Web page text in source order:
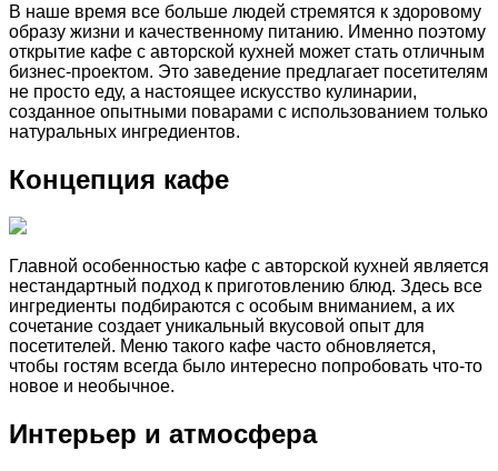
В наше время все больше людей стремятся к здоровому
образу жизни и качественному питанию. Именно поэтому
открытие кафе с авторской кухней может стать отличным
бизнес-проектом. Это заведение предлагает посетителям
не просто еду, а настоящее искусство кулинарии,
созданное опытными поварами с использованием только
натуральных ингредиентов.
Концепция кафе
Главной особенностью кафе с авторской кухней является
нестандартный подход к приготовлению блюд. Здесь все
ингредиенты подбираются с особым вниманием, а их
сочетание создает уникальный вкусовой опыт для
посетителей. Меню такого кафе часто обновляется,
чтобы гостям всегда было интересно попробовать что-то
новое и необычное.
Интерьер и атмосфера